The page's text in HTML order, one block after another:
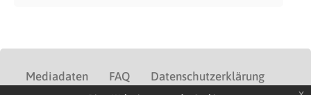
Mediadaten FAQ
Datenschutzerklärung